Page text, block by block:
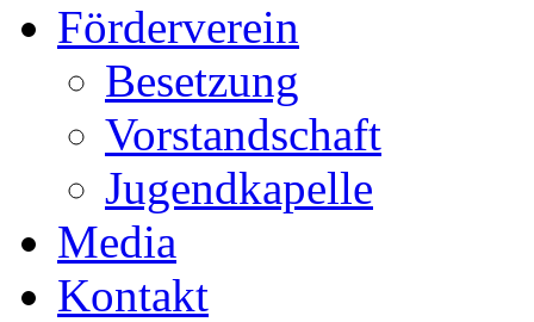
Förderverein
Besetzung
Vorstandschaft
Jugendkapelle
Media
Kontakt